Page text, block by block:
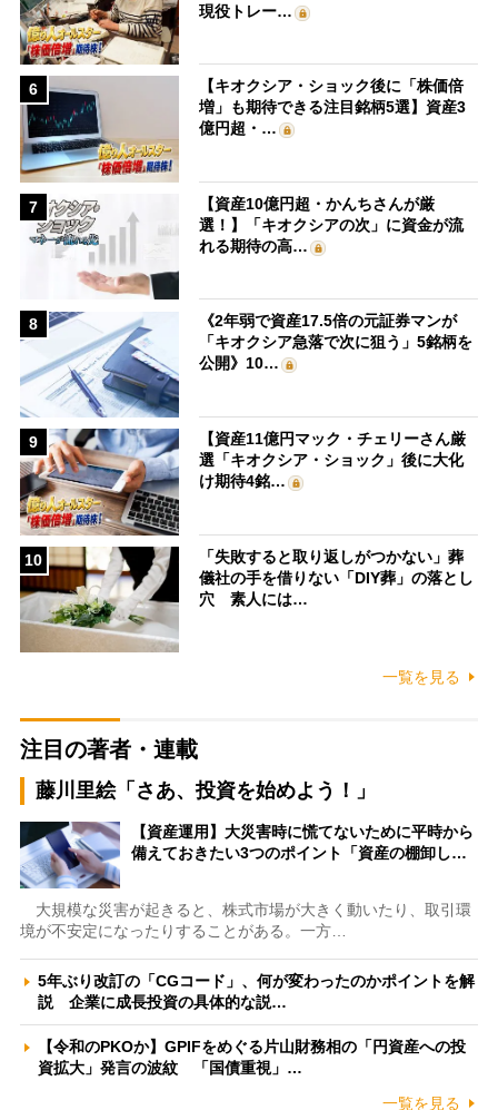
現役トレー…
6
【キオクシア・ショック後に「株価倍
増」も期待できる注目銘柄5選】資産3
億円超・…
7
【資産10億円超・かんちさんが厳
選！】「キオクシアの次」に資金が流
れる期待の高…
8
《2年弱で資産17.5倍の元証券マンが
「キオクシア急落で次に狙う」5銘柄を
公開》10…
9
【資産11億円マック・チェリーさん厳
選「キオクシア・ショック」後に大化
け期待4銘…
10
「失敗すると取り返しがつかない」葬
儀社の手を借りない「DIY葬」の落とし
穴 素人には…
一覧を見る
注目の著者・連載
藤川里絵「さあ、投資を始めよう！」
【資産運用】大災害時に慌てないために平時から
備えておきたい3つのポイント「資産の棚卸し…
大規模な災害が起きると、株式市場が大きく動いたり、取引環
境が不安定になったりすることがある。一方…
5年ぶり改訂の「CGコード」、何が変わったのかポイントを解
説 企業に成長投資の具体的な説…
【令和のPKOか】GPIFをめぐる片山財務相の「円資産への投
資拡大」発言の波紋 「国債重視」…
一覧を見る